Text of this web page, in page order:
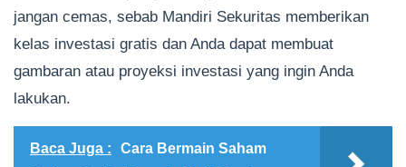
jangan cemas, sebab Mandiri Sekuritas memberikan
kelas investasi gratis dan Anda dapat membuat
gambaran atau proyeksi investasi yang ingin Anda
lakukan.
Baca Juga :
Cara Bermain Saham